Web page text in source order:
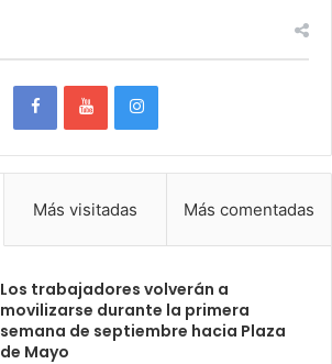
Más visitadas Más comentadas
Los trabajadores volverán a
movilizarse durante la primera
semana de septiembre hacia Plaza
de Mayo